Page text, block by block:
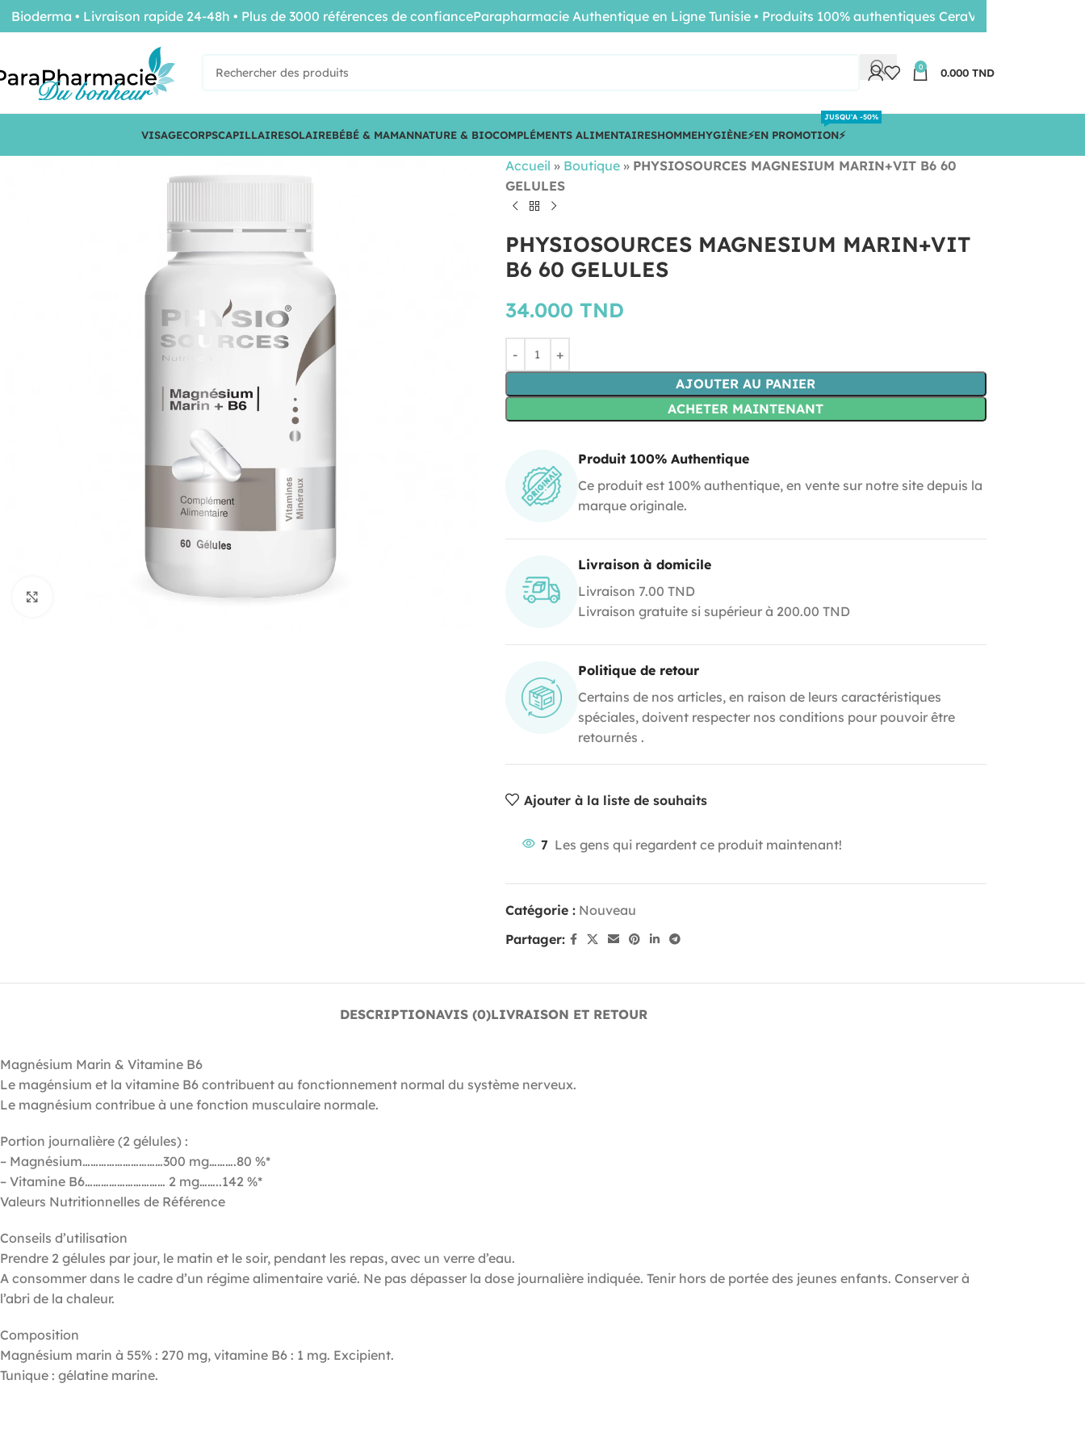
0 0.000 TND
VISAGECORPSCAPILLAIRESOLAIREBÉBÉ & MAMANNATURE & BIOCOMPLÉMENTS ALIMENTAIRESHOMMEHYGIÈNE⚡️EN PROMOTION⚡️
JUSQU'A -50%
Cliquez pour agrandir
Accueil » Boutique» PHYSIOSOURCES MAGNESIUM MARIN+VIT B6 60
GELULES
PHYSIOSOURCES MAGNESIUM MARIN+VIT
B6 60 GELULES
34.000 TND
AJOUTER AU PANIER
ACHETER MAINTENANT
Produit 100% Authentique
Ce produit est 100% authentique, en vente sur notre site depuis la
marque originale.
Livraison à domicile
Livraison 7.00 TND
Livraison gratuite si supérieur à 200.00 TND
Politique de retour
Certains de nos articles, en raison de leurs caractéristiques
spéciales, doivent respecter nos conditions pour pouvoir être
retournés .
Ajouter à la liste de souhaits
7 Les gens qui regardent ce produit maintenant!
Catégorie : Nouveau
Partager:
DESCRIPTIONAVIS (0)LIVRAISON ET RETOUR
Magnésium Marin & Vitamine B6
Le magénsium et la vitamine B6 contribuent au fonctionnement normal du système nerveux.
Le magnésium contribue à une fonction musculaire normale.
Portion journalière (2 gélules) :
– Magnésium…………………………300 mg……….80 %*
– Vitamine B6………………………… 2 mg……..142 %*
Valeurs Nutritionnelles de Référence
Conseils d’utilisation
Prendre 2 gélules par jour, le matin et le soir, pendant les repas, avec un verre d’eau.
A consommer dans le cadre d’un régime alimentaire varié. Ne pas dépasser la dose journalière indiquée. Tenir hors de portée des jeunes enfants. Conserver à
l’abri de la chaleur.
Composition
Magnésium marin à 55% : 270 mg, vitamine B6 : 1 mg. Excipient.
Tunique : gélatine marine.
• Livraison rapide 24-48h • Plus de 3000 références de confianceParapharmacie Authentique en Ligne Tunisie • Produits 100% authentiques CeraVe, Nuxe, Bioderma